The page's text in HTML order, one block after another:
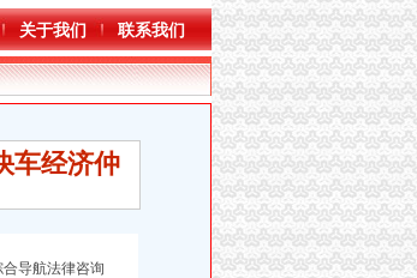
关于我们 联系我们
车经济仲
导航法律咨询